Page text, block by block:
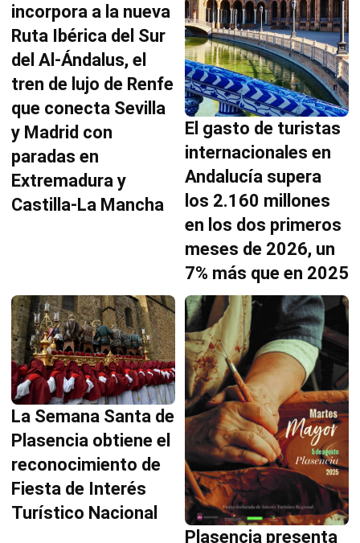
incorpora a la nueva
Ruta Ibérica del Sur
del Al-Ándalus, el
tren de lujo de Renfe
que conecta Sevilla
y Madrid con
paradas en
Extremadura y
Castilla-La Mancha
El gasto de turistas
internacionales en
Andalucía supera
los 2.160 millones
en los dos primeros
meses de 2026, un
7% más que en 2025
La Semana Santa de
Plasencia obtiene el
reconocimiento de
Fiesta de Interés
Turístico Nacional
Plasencia presenta